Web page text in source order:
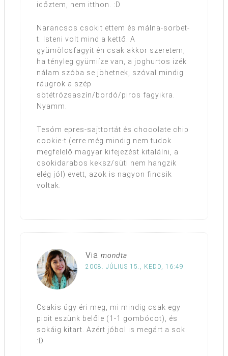
időztem, nem itthon. :D
Narancsos csokit ettem és málna-sorbet-
t. Isteni volt mind a kettő. A
gyümölcsfagyit én csak akkor szeretem,
ha tényleg gyümiíze van, a joghurtos izék
nálam szóba se jöhetnek, szóval mindig
ráugrok a szép
sötétrózsaszín/bordó/piros fagyikra.
Nyamm.
Tesóm epres-sajttortát és chocolate chip
cookie-t (erre még mindig nem tudok
megfelelő magyar kifejezést kitalálni, a
csokidarabos keksz/süti nem hangzik
elég jól) evett, azok is nagyon fincsik
voltak.
Via mondta
2008. JÚLIUS 15., KEDD, 16:49
Csakis úgy éri meg, mi mindig csak egy
picit eszünk belőle (1-1 gombócot), és
sokáig kitart. Azért jóbol is megárt a sok.
:D